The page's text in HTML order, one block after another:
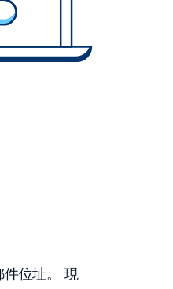
位址。 現